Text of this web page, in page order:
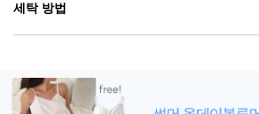
세탁 방법